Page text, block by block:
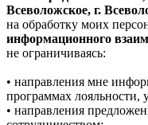
Всеволожское, г.
на обработку моих
информационного
не ограничиваясь:
• направления мне
программах лояльности,
• направления